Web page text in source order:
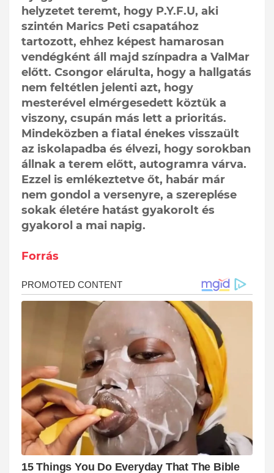
helyzetet teremt, hogy P.Y.F.U, aki
szintén Marics Peti csapatához
tartozott, ehhez képest hamarosan
vendégként áll majd színpadra a ValMar
előtt. Csongor elárulta, hogy a hallgatás
nem feltétlen jelenti azt, hogy
mesterével elmérgesedett köztük a
viszony, csupán más lett a prioritás.
Mindeközben a fiatal énekes visszaült
az iskolapadba és élvezi, hogy sorokban
állnak a terem előtt, autogramra várva.
Ezzel is emlékeztetve őt, habár már
nem gondol a versenyre, a szereplése
sokak életére hatást gyakorolt és
gyakorol a mai napig.
Forrás